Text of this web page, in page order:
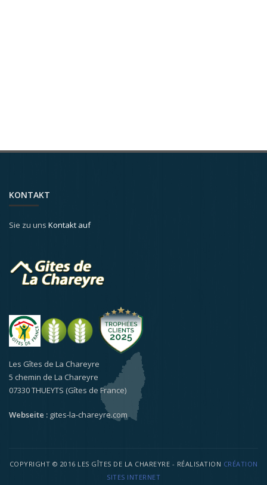
KONTAKT
Sie zu uns Kontakt auf
Les Gîtes de La Chareyre
5 chemin de La Chareyre
07330 THUEYTS (Gîtes de France)
Webseite : gites-la-chareyre.com
COPYRIGHT © 2016 LES GÎTES DE LA CHAREYRE - RÉALISATION CRÉATION
SITES INTERNET